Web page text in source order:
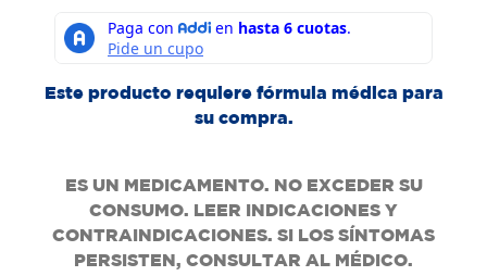
Este producto requiere fórmula médica para
su compra.
ES UN MEDICAMENTO. NO EXCEDER SU
CONSUMO. LEER INDICACIONES Y
CONTRAINDICACIONES. SI LOS SÍNTOMAS
PERSISTEN, CONSULTAR AL MÉDICO.